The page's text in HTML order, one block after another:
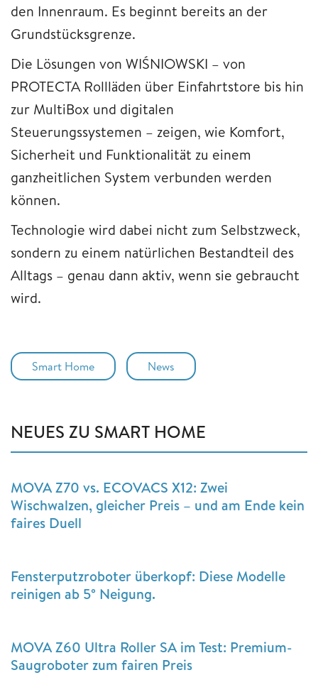
den Innenraum. Es beginnt bereits an der
Grundstücksgrenze.
Die Lösungen von WIŚNIOWSKI – von
PROTECTA Rollläden über Einfahrtstore bis hin
zur MultiBox und digitalen
Steuerungssystemen – zeigen, wie Komfort,
Sicherheit und Funktionalität zu einem
ganzheitlichen System verbunden werden
können.
Technologie wird dabei nicht zum Selbstzweck,
sondern zu einem natürlichen Bestandteil des
Alltags – genau dann aktiv, wenn sie gebraucht
wird.
Smart Home News
NEUES ZU SMART HOME
MOVA Z70 vs. ECOVACS X12: Zwei
Wischwalzen, gleicher Preis – und am Ende kein
faires Duell
Fensterputzroboter überkopf: Diese Modelle
reinigen ab 5° Neigung.
MOVA Z60 Ultra Roller SA im Test: Premium-
Saugroboter zum fairen Preis